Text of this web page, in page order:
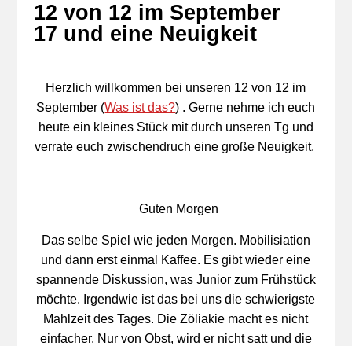
12 von 12 im September
17 und eine Neuigkeit
Herzlich willkommen bei unseren 12 von 12 im
September (Was ist das?) . Gerne nehme ich euch
heute ein kleines Stück mit durch unseren Tg und
verrate euch zwischendruch eine große Neuigkeit.
Guten Morgen
Das selbe Spiel wie jeden Morgen. Mobilisiation
und dann erst einmal Kaffee. Es gibt wieder eine
spannende Diskussion, was Junior zum Frühstück
möchte. Irgendwie ist das bei uns die schwierigste
Mahlzeit des Tages. Die Zöliakie macht es nicht
einfacher. Nur von Obst, wird er nicht satt und die